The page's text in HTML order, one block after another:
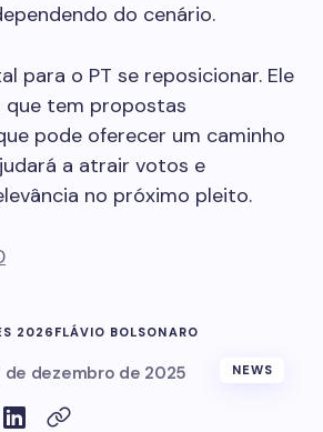
do cenário.
para o PT se reposicionar. Ele
tem propostas
pode oferecer um caminho
a atrair votos e
no próximo pleito.
2026 FLÁVIO BOLSONARO
de dezembro de 2025 NEWS